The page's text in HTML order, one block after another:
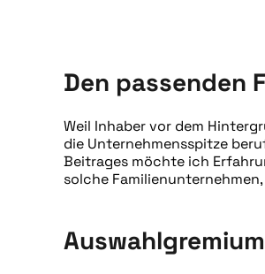
Den passenden
Weil Inhaber vor dem
die Unternehmensspitze
Beitrages möchte ich
solche